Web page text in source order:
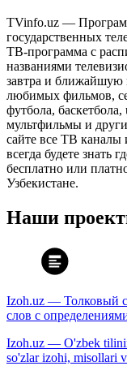
TVinfo.uz —
государственных
ТВ-программа с
названиями
завтра и ближайшую
любимых фильмов,
футбола,
мультфильмы и
сайте все ТВ
всегда будете знать
бесплатно или
Узбекистане.
Наши
Izoh.uz — Толковый
слов с
Izoh.uz — O'zbek
so'zlar izohi, misollari